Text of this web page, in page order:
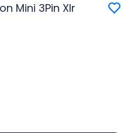
Mini 3Pin Xlr